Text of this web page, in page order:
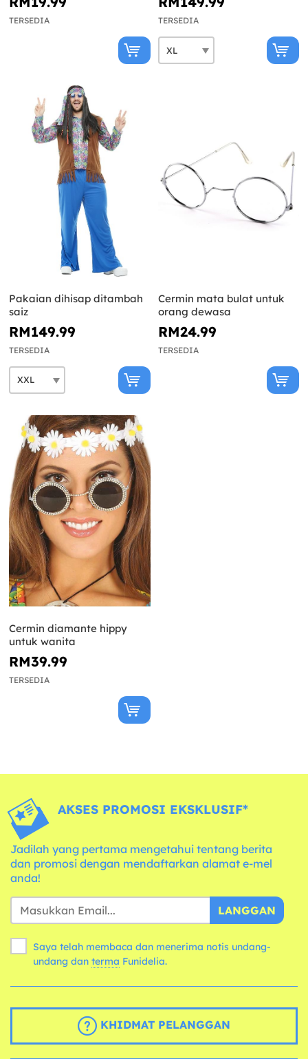
TERSEDIA TERSEDIA
Pakaian dihisap ditambah
saiz
RM149.99
TERSEDIA
Cermin mata bulat untuk
orang dewasa
RM24.99
TERSEDIA
Cermin diamante hippy
untuk wanita
RM39.99
TERSEDIA
AKSES PROMOSI EKSKLUSIF*
Jadilah yang pertama mengetahui tentang berita
dan promosi dengan mendaftarkan alamat e-mel
anda!
LANGGAN
Saya telah membaca dan menerima notis undang-
undang dan terma Funidelia.
KHIDMAT PELANGGAN